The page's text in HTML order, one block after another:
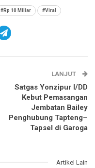
#Rp 10 Miliar #Viral
LANJUT
Satgas Yonzipur I/DD
Kebut Pemasangan
Jembatan Bailey
Penghubung Tapteng–
Tapsel di Garoga
Artikel Lain